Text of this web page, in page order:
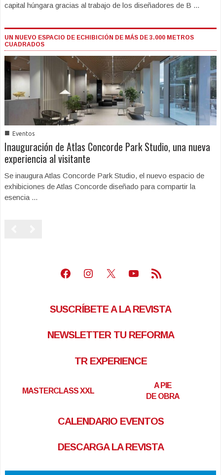
capital húngara gracias al trabajo de los diseñadores de B ...
UN NUEVO ESPACIO DE ECHIBICIÓN DE MÁS DE 3.000 METROS
CUADRADOS
■ Eventos
Inauguración de Atlas Concorde Park Studio, una nueva
experiencia al visitante
Se inaugura Atlas Concorde Park Studio, el nuevo espacio de
exhibiciones de Atlas Concorde diseñado para compartir la
esencia ...
Facebook
Instagram
X Youtube
Feed RSS
SUSCRÍBETE A LA REVISTA
NEWSLETTER TU REFORMA
TR EXPERIENCE
MASTERCLASS XXL
A PIE
DE OBRA
CALENDARIO EVENTOS
DESCARGA LA REVISTA